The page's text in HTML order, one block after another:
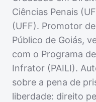
Ciências Penais
(UFF). Promotor
Público de Goiás,
com o Programa
Infrator (PAILI).
sobre a pena de
liberdade: direito